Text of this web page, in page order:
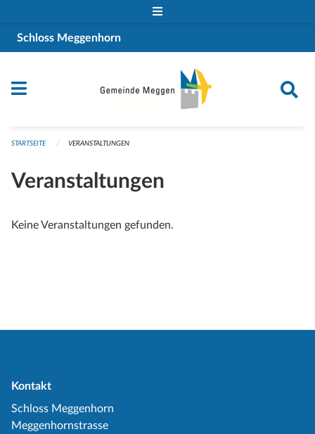
Schloss Meggenhorn
STARTSEITE VERANSTALTUNGEN
Veranstaltungen
Keine Veranstaltungen gefunden.
Kontakt
Schloss Meggenhorn
Meggenhornstrasse